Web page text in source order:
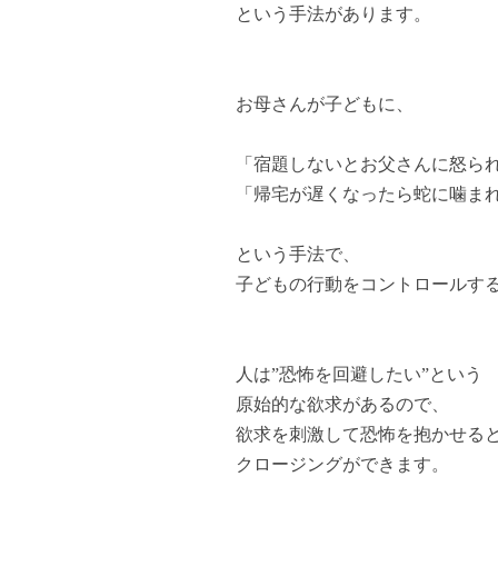
という手法があります。
お母さんが子どもに、
「宿題しないとお父さんに怒ら
「帰宅が遅くなったら蛇に噛ま
という手法で、
子どもの行動をコントロールす
人は”恐怖を回避したい”という
原始的な欲求があるので、
欲求を刺激して恐怖を抱かせる
クロージングができます。